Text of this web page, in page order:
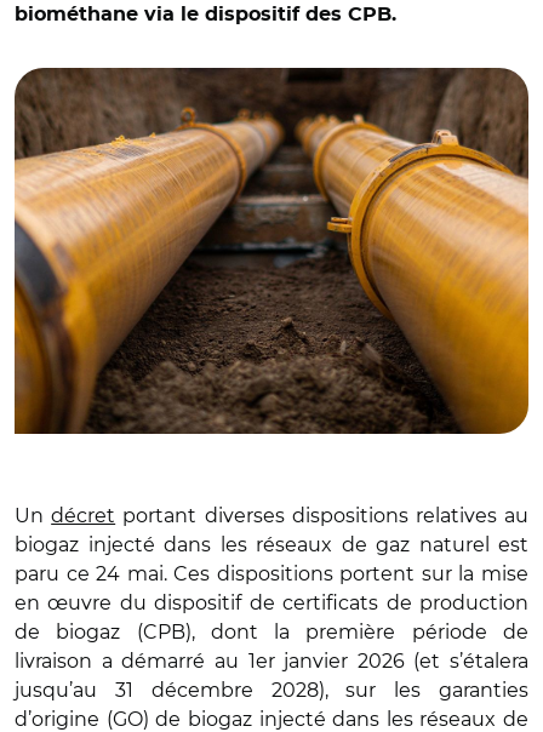
biométhane via le dispositif des CPB.
Undécret portant diverses dispositions relatives au
biogaz injecté dans les réseaux de gaz naturel est
paru ce 24 mai. Ces dispositions portent sur la mise
en œuvre du dispositif de certificats de production
de biogaz (CPB), dont la première période de
livraison a démarré au 1er janvier 2026 (et s’étalera
jusqu’au 31 décembre 2028), sur les garanties
d’origine (GO) de biogaz injecté dans les réseaux de